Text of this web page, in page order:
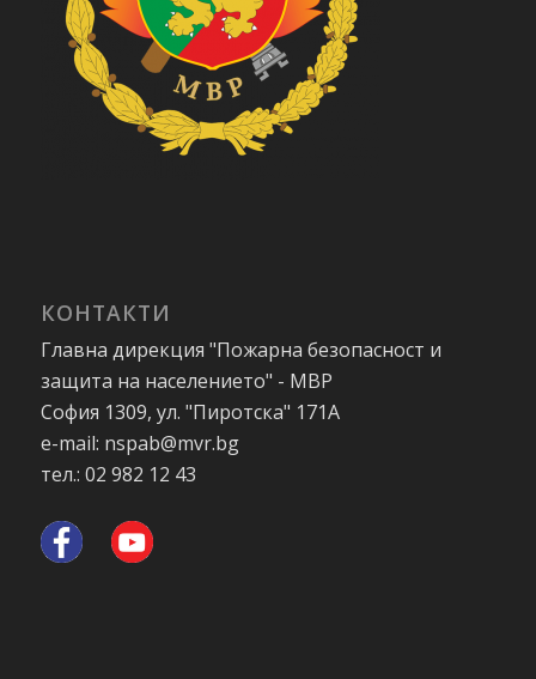
КОНТАКТИ
Главна дирекция "Пожарна безопасност и
защита на населението" - МВР
София 1309, ул. "Пиротска" 171А
e-mail: nspab@mvr.bg
тел.: 02 982 12 43